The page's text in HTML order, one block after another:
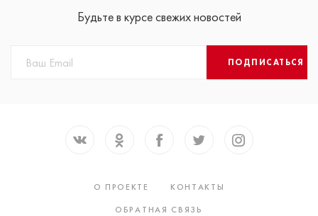
Будьте в курсе свежих новостей
ПОДПИСАТЬСЯ
О ПРОЕКТЕ
КОНТАКТЫ
ОБРАТНАЯ СВЯЗЬ